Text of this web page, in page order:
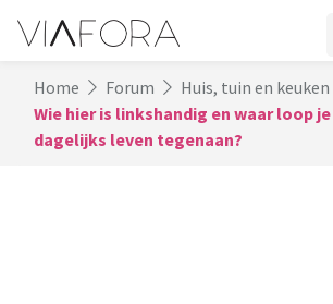
Home Forum
Huis, tuin en keuken
Wie hier is linkshandig en waar loop
dagelijks leven tegenaan?